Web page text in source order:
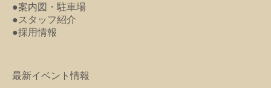
●案内図・駐車場
●スタッフ紹介
●採用情報
最新イベント情報